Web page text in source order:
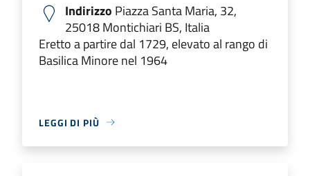
Indirizzo Piazza Santa Maria, 32,
25018 Montichiari BS, Italia
Eretto a partire dal 1729, elevato al rango di
Basilica Minore nel 1964
LEGGI DI PIÙ